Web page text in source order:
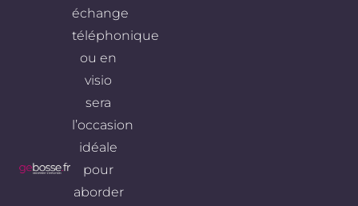
échange
téléphonique
ou en
visio
sera
l’occasion
idéale
pour
aborder